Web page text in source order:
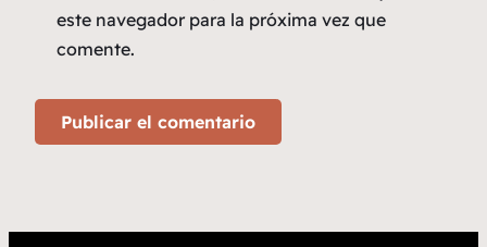
este navegador para la próxima vez que
comente.